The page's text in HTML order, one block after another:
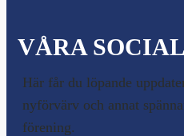
VÅRA
Här får du löpande
nyförvärv och annat
förening.